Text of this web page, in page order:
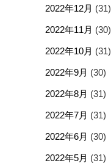
2022年12月 (31)
2022年11月 (30)
2022年10月 (31)
2022年9月 (30)
2022年8月 (31)
2022年7月 (31)
2022年6月 (30)
2022年5月 (31)